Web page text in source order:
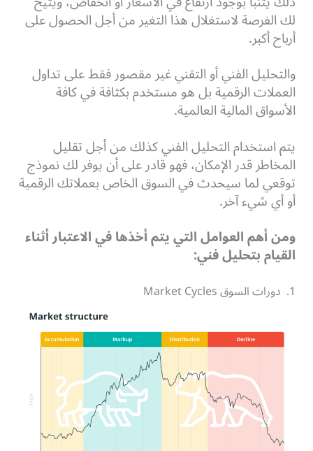
لك الفرصة لاستغلال هذا التغير من أجل الحصول على
أرباح أكبر.
والتحليل الفني أو التقني غير مقصور فقط على تداول
العملات الرقمية بل هو مستخدم بكثافة في كافة
الأسواق المالية العالمية.
يتم استخدام التحليل الفني كذلك من أجل تقليل
المخاطر قدر الإمكان، فهو قادر على أن يوفر لك نموذج
توقعي لما سيحدث في السوق الخاص بعملاتك الرقمية
أو أي شيء آخر.
ومن أهم العوامل التي يتم أخذها في الاعتبار أثناء
القيام بتحليل فني:
1. دورات السوق Market Cycles